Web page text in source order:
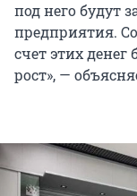
под него будут
предприятия.
счет этих денег
рост», —